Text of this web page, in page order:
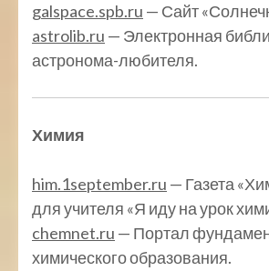
galspace.spb.ru — Сайт
astrolib.ru — Электронная
астронома-любителя.
Химия
him.1september.ru — Газета
для учителя «Я иду на урок
chemnet.ru — Портал
химического образования.